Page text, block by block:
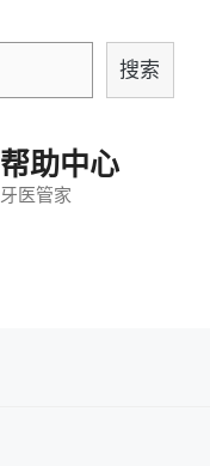
搜索
帮助中心
牙医管家